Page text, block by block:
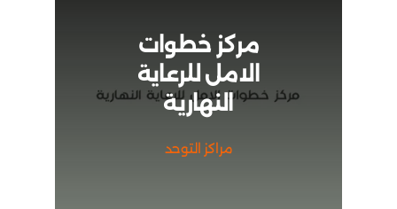
مركز خطوات
الامل للرعاية
النهارية
مراكز التوحد